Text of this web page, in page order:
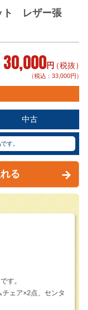
ト レザー張
30,000円（税抜）
（税込：33,000円）
中古
す。
る
す。
ェア×2点、センタ